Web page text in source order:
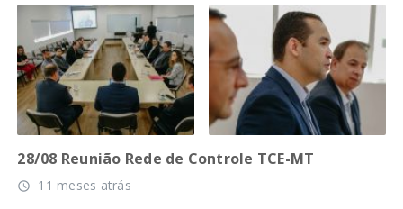
28/08 Reunião Rede de Controle TCE-MT
access_time 11 meses atrás